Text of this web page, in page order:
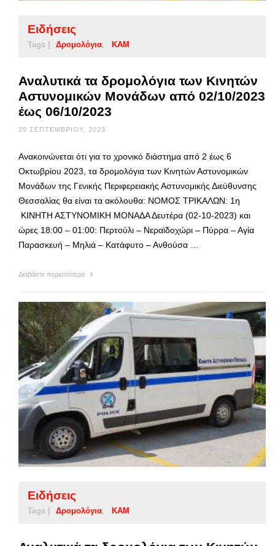
Ειδήσεις
Tags | Δρομολόγια ΚΑΜ
Αναλυτικά τα δρομολόγια των Κινητών
Αστυνομικών Μονάδων από 02/10/2023
έως 06/10/2023
29 ΣΕΠΤΕΜΒΡΊΟΥ, 2023
Ανακοινώνεται ότι για το χρονικό διάστημα από 2 έως 6
Οκτωβρίου 2023, τα δρομολόγια των Κινητών Αστυνομικών
Μονάδων της Γενικής Περιφερειακής Αστυνομικής Διεύθυνσης
Θεσσαλίας θα είναι τα ακόλουθα: ΝΟΜΟΣ ΤΡΙΚΑΛΩΝ: 1η
ΚΙΝΗΤΗ ΑΣΤΥΝΟΜΙΚΗ ΜΟΝΑΔΑ Δευτέρα (02-10-2023) και
ώρες 18:00 – 01:00: Περτούλι – Νεραϊδοχώρι – Πύρρα – Αγία
Παρασκευή – Μηλιά – Κατάφυτο – Ανθούσα …
Διαβάστε περισσότερα
Ειδήσεις
Tags | Δρομολόγια ΚΑΜ